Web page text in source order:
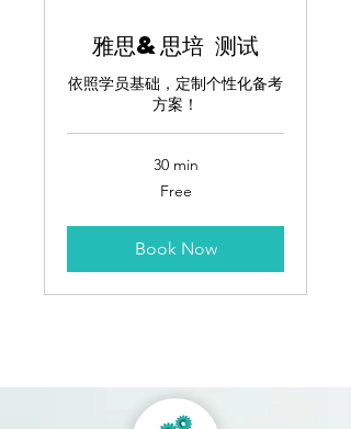
雅思&思培 测试
依照学员基础，定制个性化备考
方案！
30 min
Free
Book Now